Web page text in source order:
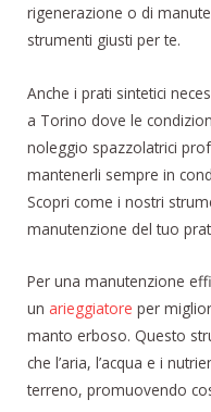
rigenerazione o di
strumenti giusti per te.
Anche i prati sintetici
a Torino dove le
noleggio spazzolatrici
mantenerli sempre in
Scopri come i nostri
manutenzione del tuo
Per una manutenzione
un arieggiatore per
manto erboso. Questo
che l’aria, l’acqua e i
terreno, promuovendo